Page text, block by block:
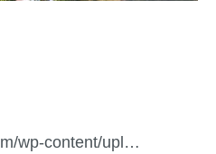
wp-content/upl…